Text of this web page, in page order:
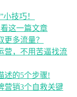
技巧！
这一篇文章
多流量？
营，不用苦逼找流
述的5个步骤!
营销3个自救关键